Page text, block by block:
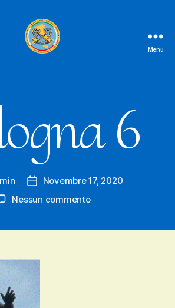
Menu
6
DataNovembre 17, 2020
Nessun commentosu